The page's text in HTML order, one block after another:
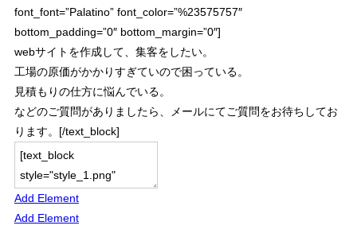
font_font=”Palatino” font_color=”%23575757″
bottom_padding=”0″ bottom_margin=”0″]
webサイトを作成して、集客をしたい。
工場の原価がかかりすぎていので困っている。
見積もりの仕方に悩んでいる。
などのご質問がありましたら、メールにてご質問をお待ちしてお
ります。[/text_block]
Add Element
Add Element